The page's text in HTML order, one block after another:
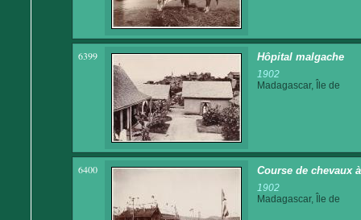
6399 Hôpital malgache
1902
Madagascar, Île de
6400 Course de chevaux
1902
Madagascar, Île de